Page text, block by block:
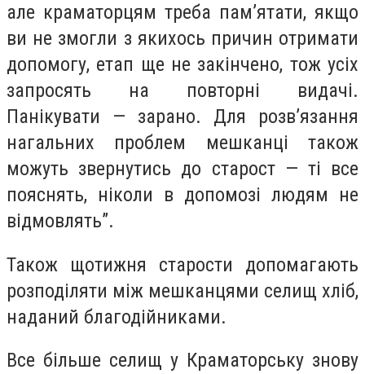
але краматорцям треба пам’ятати, якщо
ви не змогли з якихось причин отримати
допомогу, етап ще не закінчено, тож усіх
запросять на повторні видачі.
Панікувати — зарано. Для розв’язання
нагальних проблем мешканці також
можуть звернутись до старост — ті все
пояснять, ніколи в допомозі людям не
відмовлять”.
Також щотижня старости допомагають
розподіляти між мешканцями селищ хліб,
наданий благодійниками.
Все більше селищ у Краматорську знову